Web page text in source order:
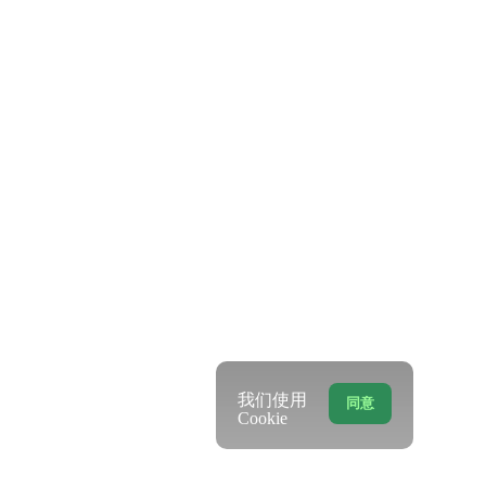
同意
我们使用
Cookie